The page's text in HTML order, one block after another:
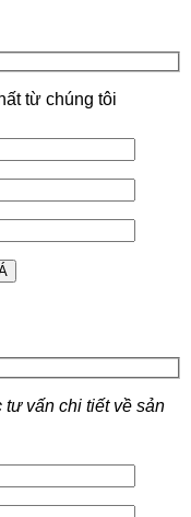
từ chúng tôi
vấn chi tiết về sản